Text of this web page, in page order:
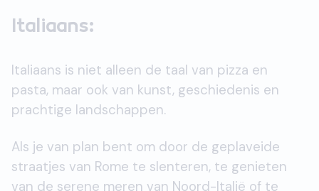
Italiaans:
Italiaans is niet alleen de taal van pizza en
pasta, maar ook van kunst, geschiedenis en
prachtige landschappen.
Als je van plan bent om door de geplaveide
straatjes van Rome te slenteren, te genieten
van de serene meren van Noord-Italië of te